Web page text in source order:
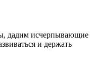
дадим исчерпывающие
и держать